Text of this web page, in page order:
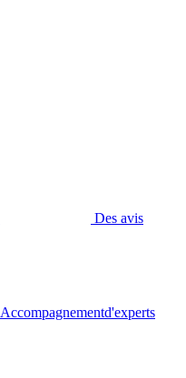
Des avis
Accompagnementd'experts